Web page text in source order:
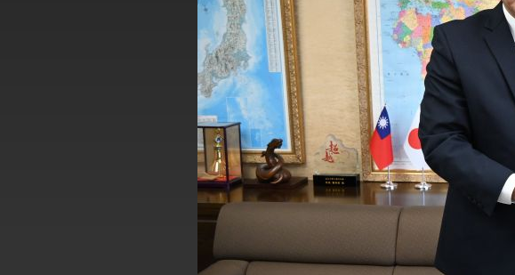
臺美簽署「對等貿易協定」確立對等關稅15%且不疊加 我輸
總統接受「法新社」（AFP）專訪內容
外交部長林佳龍於《外交事務》撰文指出：自由世界 需要台灣
總統主持「台美經濟繁榮夥伴對話」記者會 說明臺美合作
外交部長林佳龍接受印尼「時代雜誌」專訪，闡述印太安全局
副總統接見美參議員蓋耶哥 強調美國是臺灣重要合作夥伴